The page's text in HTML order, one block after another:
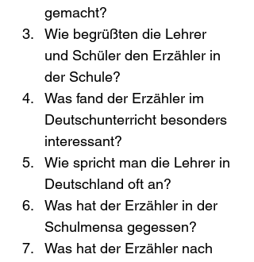
gemacht?
Wie begrüßten die Lehrer
und Schüler den Erzähler in
der Schule?
Was fand der Erzähler im
Deutschunterricht besonders
interessant?
Wie spricht man die Lehrer in
Deutschland oft an?
Was hat der Erzähler in der
Schulmensa gegessen?
Was hat der Erzähler nach